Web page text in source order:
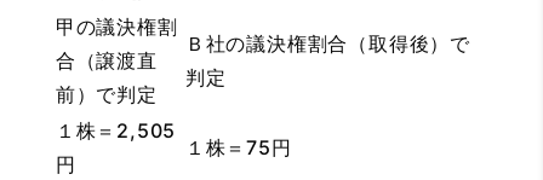
甲の議決権割
合（譲渡直
前）で判定
Ｂ社の議決権割合（取得後）で
判定
１株＝2,505
円
１株＝75円